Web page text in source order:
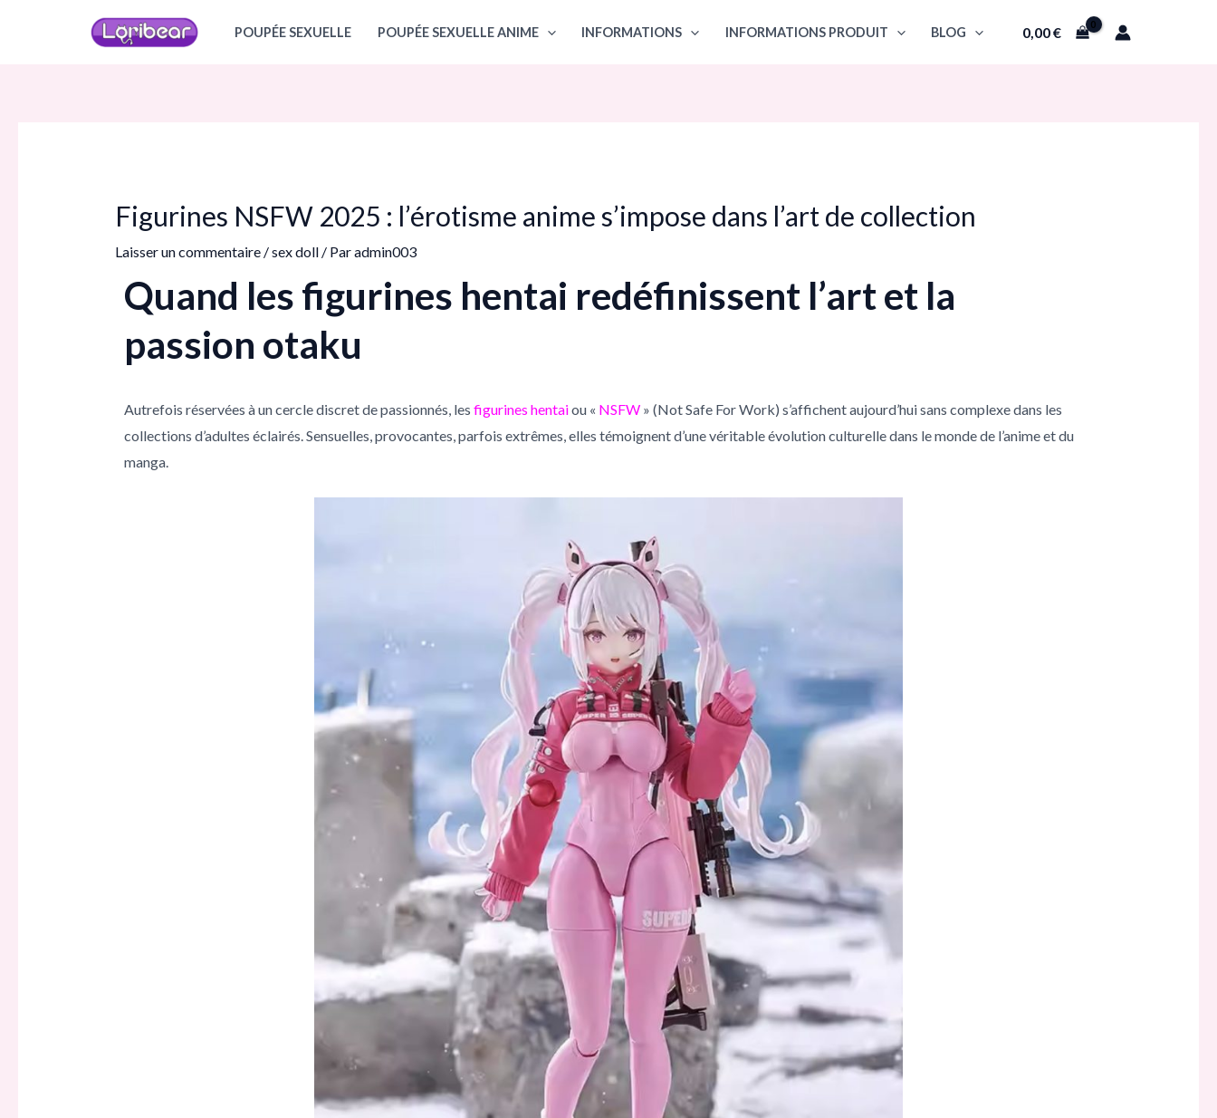
POUPÉE SEXUELLE POUPÉE SEXUELLE ANIME INFORMATIONS INFORMATIONS PRODUIT BLOG 0,00€
Figurines NSFW 2025 : l’érotisme anime s’impose dans l’art de collection
Laisser un commentaire /sex doll/ Paradmin003
Quand les figurines hentai redéfinissent l’art et la
passion otaku
Autrefois réservées à un cercle discret de passionnés, les figurines hentaiou « NSFW» (Not Safe For Work) s’affichent aujourd’hui sans complexe dans les
collections d’adultes éclairés. Sensuelles, provocantes, parfois extrêmes, elles témoignent d’une véritable évolution culturelle dans le monde de l’anime et du
manga.